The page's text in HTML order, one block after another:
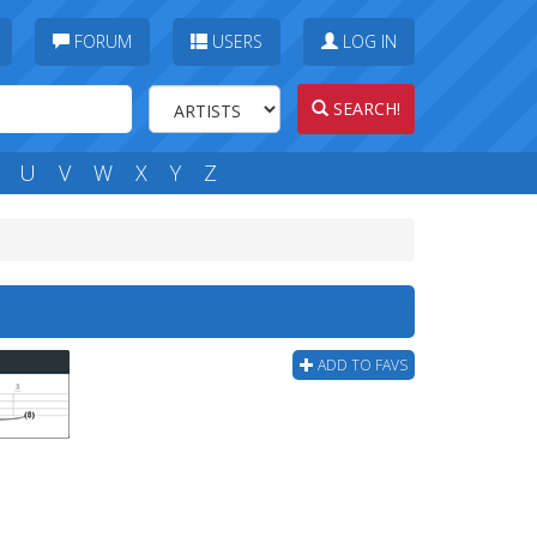
FORUM USERS LOG IN
SEARCH!
U V W X Y Z
ADD TO FAVS